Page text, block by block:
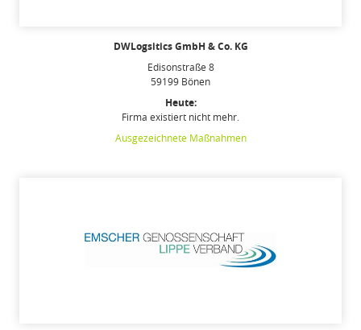
DWLogsitics GmbH & Co. KG
Edisonstraße 8
59199 Bönen
Heute:
Firma existiert nicht mehr.
Ausgezeichnete Maßnahmen